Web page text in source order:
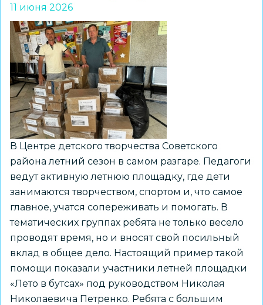
Кижах»
11 июня 2026
В Центре детского творчества Советского
района летний сезон в самом разгаре. Педагоги
ведут активную летнюю площадку, где дети
занимаются творчеством, спортом и, что самое
главное, учатся сопереживать и помогать. В
тематических группах ребята не только весело
проводят время, но и вносят свой посильный
вклад в общее дело. Настоящий пример такой
помощи показали участники летней площадки
«Лето в бутсах» под руководством Николая
Николаевича Петренко. Ребята с большим